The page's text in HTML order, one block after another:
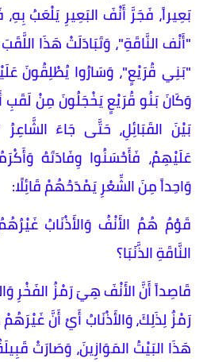
بَعِيراً، فَجَرَّ أَنْفَ البَعِيرِ يَلْعَبُ
"أَنْف النَّاقَةِ"، وَتَبَادَلَتْ هَذَا
"بَنِي قُرَيْعٍ"، وَسَارُوا يُطْلِقُونَ
وَكَانَ بَنُو قُرَيْعٍ يَخْجَلُونَ مِنْ لَقَبِ
بَيْنَ القَبَائِلِ، حَتَّى جَاءَ
عَلَيْهِمْ، فَأَحْسَنُوا وِفَادَتَهُ
وَاحِداً مِنَ الشِّعْرِ يَمْدَحُهُمْ قَائِلًا:
​قَوْمٌ هُمُ الأَنْفُ وَالأَذْنَابُ
النَّاقَةِ الذَّنَبَا؟
​قَاصِداً أَنَّ الأَنْفَ هِيَ رَمْزُ الفَخْرِ
رَمْزٌ لِذَلِكَ، وَالأَذْنَابُ أَيْ أَنَّ غَيْرَهُمْ
هَذَا البَيْتُ المَوَازِينَ، وَصَارَتْ